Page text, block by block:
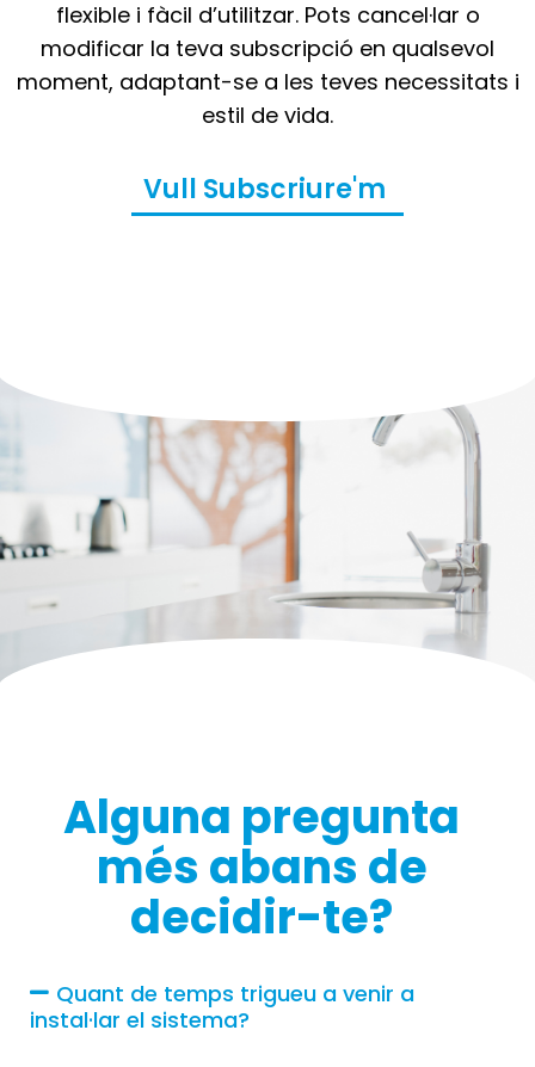
flexible i fàcil d’utilitzar. Pots cancel·lar o
modificar la teva subscripció en qualsevol
moment, adaptant-se a les teves necessitats i
estil de vida.
Vull Subscriure'm
Alguna pregunta
més abans de
decidir-te?
Quant de temps trigueu a venir a
instal·lar el sistema?